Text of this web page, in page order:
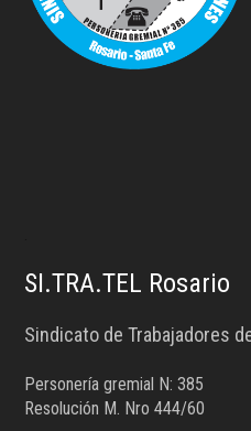
SI.TRA.TEL Rosario
Sindicato de Trabajadores
Personería gremial N: 385
Resolución M. Nro 444/60